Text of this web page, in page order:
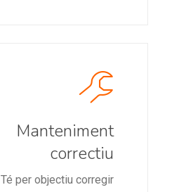
Manteniment
correctiu
Té per objectiu corregir